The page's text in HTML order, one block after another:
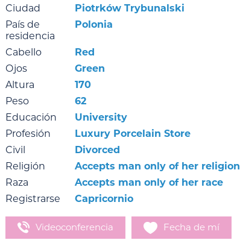
Ciudad
Piotrków Trybunalski
País de
residencia
Polonia
Cabello
Red
Ojos
Green
Altura
170
Peso
62
Educación
University
Profesión
Luxury Porcelain Store
Civil
Divorced
Religión
Accepts man only of her religion
Raza
Accepts man only of her race
Registrarse
Capricornio
Videoconferencia Fecha de mí